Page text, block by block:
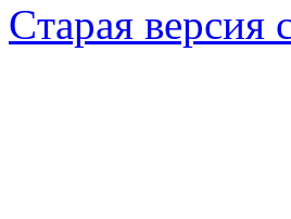
Cтарая версия